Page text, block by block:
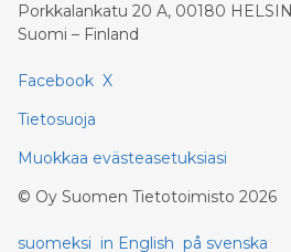
Porkkalankatu 20 A, 00180
Suomi – Finland
Facebook X
Tietosuoja
Muokkaa evästeasetuksiasi
© Oy Suomen Tietotoimisto 2026
suomeksi in English på svenska